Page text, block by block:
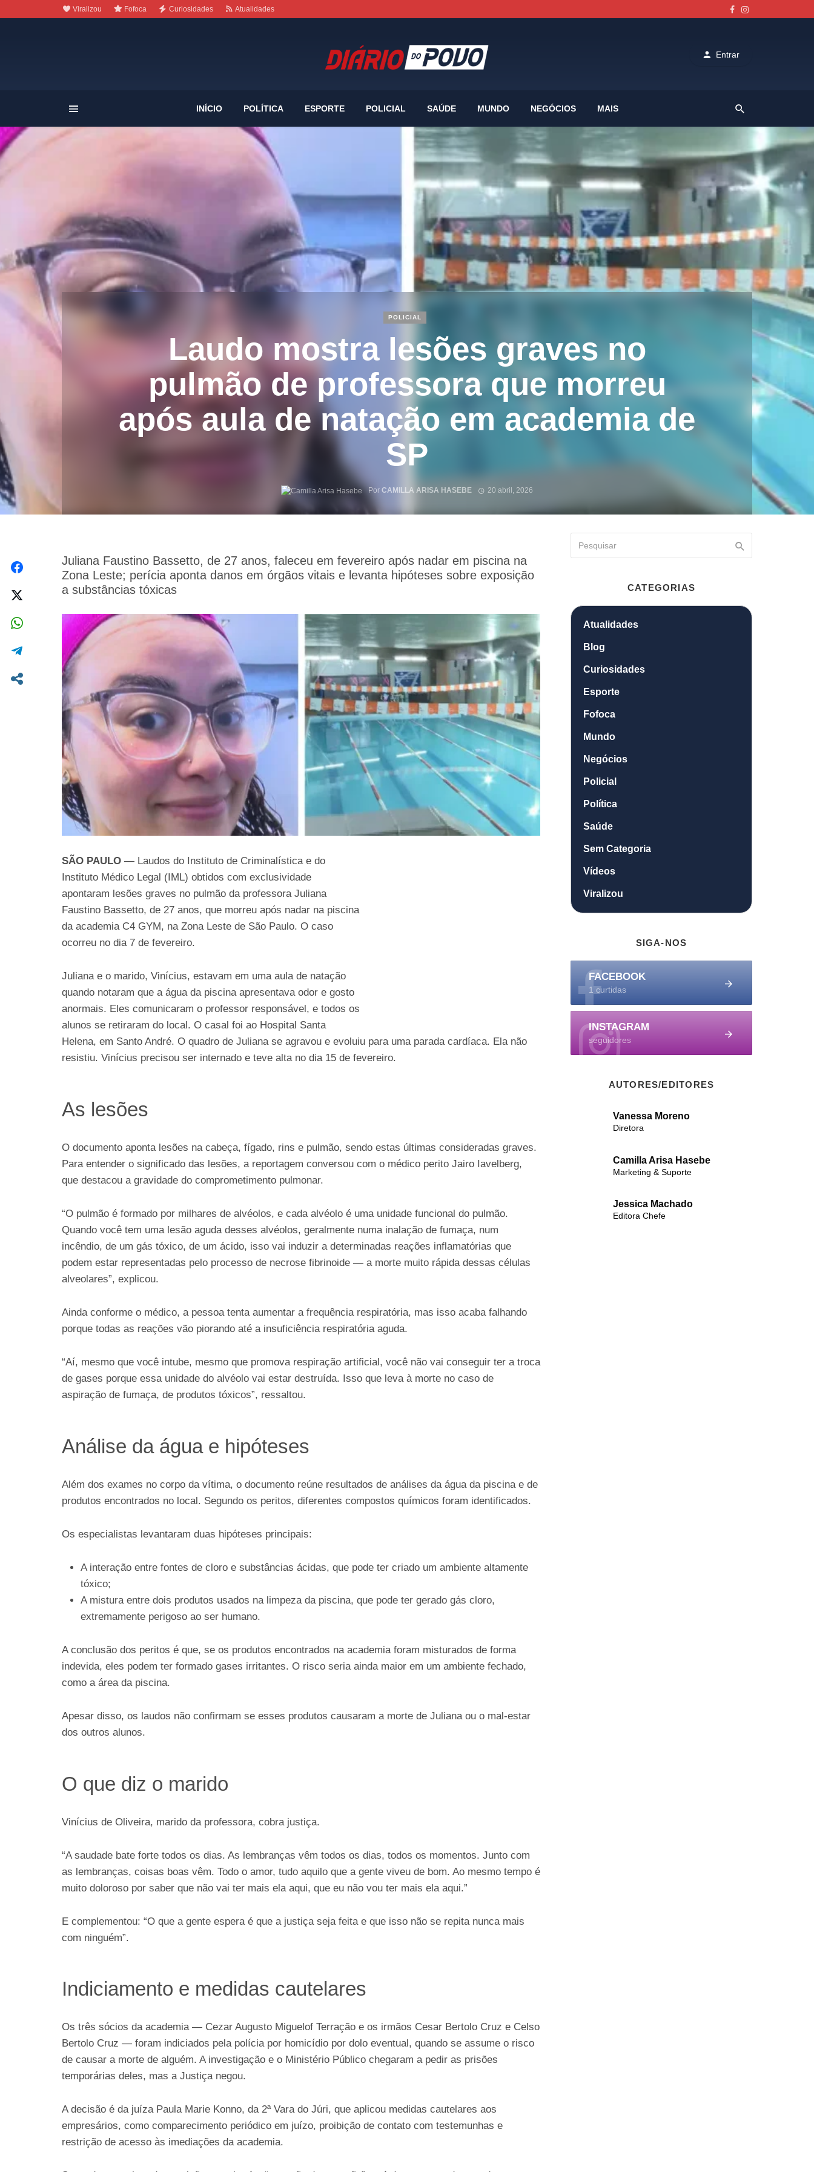
Viralizou Fofoca Curiosidades Atualidades
Entrar
INÍCIO POLÍTICA ESPORTE POLICIAL SAÚDE MUNDO NEGÓCIOS MAIS
POLICIAL
Laudo mostra lesões graves no
pulmão de professora que morreu
após aula de natação em academia de
SP
PorCAMILLA ARISA HASEBE 20 abril, 2026
Juliana Faustino Bassetto, de 27 anos, faleceu em fevereiro após nadar em piscina na
Zona Leste; perícia aponta danos em órgãos vitais e levanta hipóteses sobre exposição
a substâncias tóxicas
SÃO PAULO — Laudos do Instituto de Criminalística e do
Instituto Médico Legal (IML) obtidos com exclusividade
apontaram lesões graves no pulmão da professora Juliana
Faustino Bassetto, de 27 anos, que morreu após nadar na piscina
da academia C4 GYM, na Zona Leste de São Paulo. O caso
ocorreu no dia 7 de fevereiro.
Juliana e o marido, Vinícius, estavam em uma aula de natação
quando notaram que a água da piscina apresentava odor e gosto
anormais. Eles comunicaram o professor responsável, e todos os
alunos se retiraram do local. O casal foi ao Hospital Santa
Helena, em Santo André. O quadro de Juliana se agravou e evoluiu para uma parada cardíaca. Ela não
resistiu. Vinícius precisou ser internado e teve alta no dia 15 de fevereiro.
As lesões
O documento aponta lesões na cabeça, fígado, rins e pulmão, sendo estas últimas consideradas graves.
Para entender o significado das lesões, a reportagem conversou com o médico perito Jairo Iavelberg,
que destacou a gravidade do comprometimento pulmonar.
“O pulmão é formado por milhares de alvéolos, e cada alvéolo é uma unidade funcional do pulmão.
Quando você tem uma lesão aguda desses alvéolos, geralmente numa inalação de fumaça, num
incêndio, de um gás tóxico, de um ácido, isso vai induzir a determinadas reações inflamatórias que
podem estar representadas pelo processo de necrose fibrinoide — a morte muito rápida dessas células
alveolares”, explicou.
Ainda conforme o médico, a pessoa tenta aumentar a frequência respiratória, mas isso acaba falhando
porque todas as reações vão piorando até a insuficiência respiratória aguda.
“Aí, mesmo que você intube, mesmo que promova respiração artificial, você não vai conseguir ter a troca
de gases porque essa unidade do alvéolo vai estar destruída. Isso que leva à morte no caso de
aspiração de fumaça, de produtos tóxicos”, ressaltou.
Análise da água e hipóteses
Além dos exames no corpo da vítima, o documento reúne resultados de análises da água da piscina e de
produtos encontrados no local. Segundo os peritos, diferentes compostos químicos foram identificados.
Os especialistas levantaram duas hipóteses principais:
A interação entre fontes de cloro e substâncias ácidas, que pode ter criado um ambiente altamente
tóxico;
A mistura entre dois produtos usados na limpeza da piscina, que pode ter gerado gás cloro,
extremamente perigoso ao ser humano.
A conclusão dos peritos é que, se os produtos encontrados na academia foram misturados de forma
indevida, eles podem ter formado gases irritantes. O risco seria ainda maior em um ambiente fechado,
como a área da piscina.
Apesar disso, os laudos não confirmam se esses produtos causaram a morte de Juliana ou o mal-estar
dos outros alunos.
O que diz o marido
Vinícius de Oliveira, marido da professora, cobra justiça.
“A saudade bate forte todos os dias. As lembranças vêm todos os dias, todos os momentos. Junto com
as lembranças, coisas boas vêm. Todo o amor, tudo aquilo que a gente viveu de bom. Ao mesmo tempo é
muito doloroso por saber que não vai ter mais ela aqui, que eu não vou ter mais ela aqui.”
E complementou: “O que a gente espera é que a justiça seja feita e que isso não se repita nunca mais
com ninguém”.
Indiciamento e medidas cautelares
Os três sócios da academia — Cezar Augusto Miguelof Terração e os irmãos Cesar Bertolo Cruz e Celso
Bertolo Cruz — foram indiciados pela polícia por homicídio por dolo eventual, quando se assume o risco
de causar a morte de alguém. A investigação e o Ministério Público chegaram a pedir as prisões
temporárias deles, mas a Justiça negou.
A decisão é da juíza Paula Marie Konno, da 2ª Vara do Júri, que aplicou medidas cautelares aos
empresários, como comparecimento periódico em juízo, proibição de contato com testemunhas e
restrição de acesso às imediações da academia.
CATEGORIAS
Atualidades
Blog
Curiosidades
Esporte
Fofoca
Mundo
Negócios
Policial
Política
Saúde
Sem Categoria
Vídeos
Viralizou
SIGA-NOS
FACEBOOK
1 curtidas
INSTAGRAM
seguidores
AUTORES/EDITORES
Vanessa Moreno
Diretora
Camilla Arisa Hasebe
Marketing & Suporte
Jessica Machado
Editora Chefe